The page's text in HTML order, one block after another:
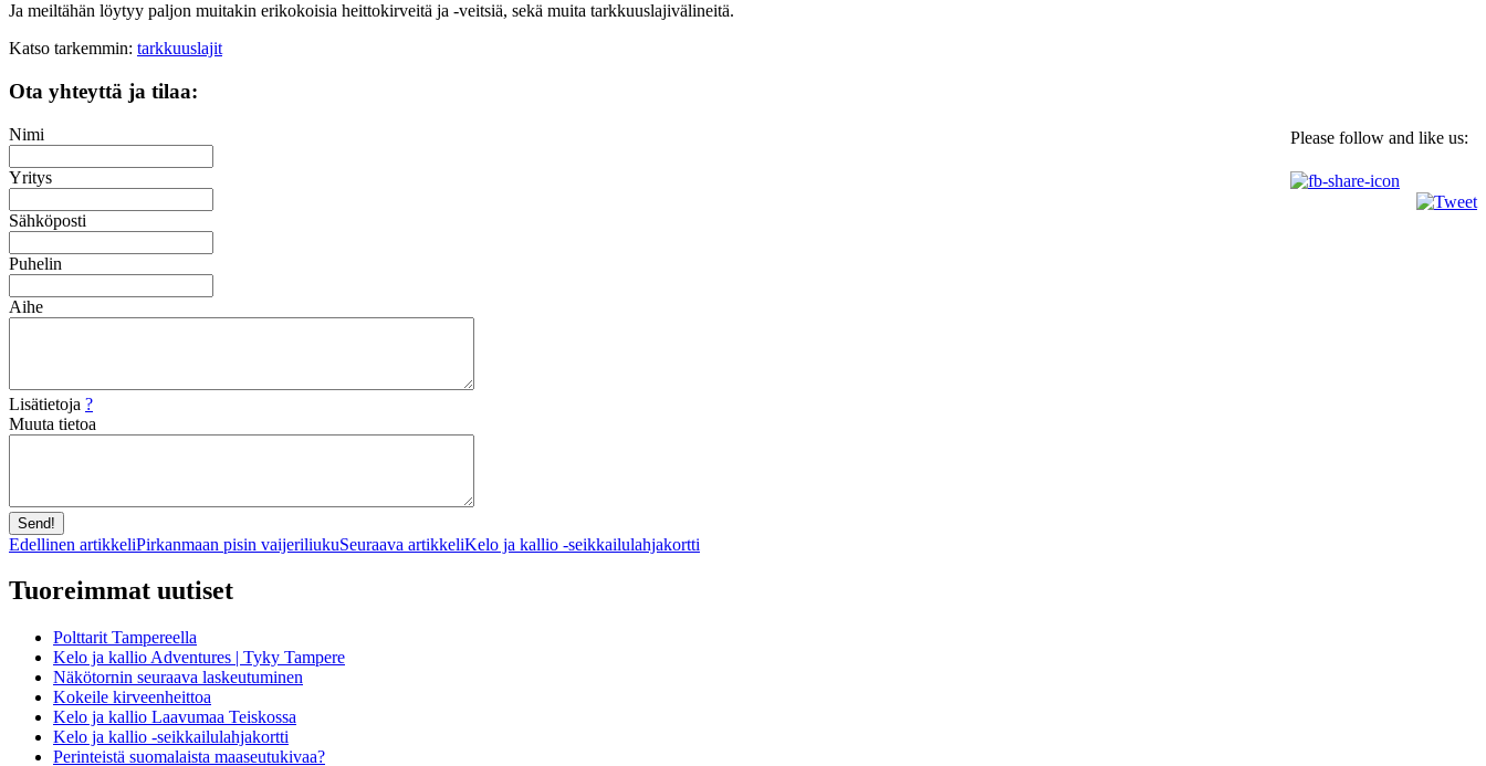
Ja meiltähän löytyy paljon muitakin erikokoisia heittokirveitä ja -veitsiä, sekä muita tarkkuuslajivälineitä.
Katso tarkemmin: tarkkuuslajit
Ota yhteyttä ja tilaa:
Please follow and like us:
Nimi
Yritys
Sähköposti
Puhelin
Aihe
Lisätietoja ?
Muuta tietoa
Artikkelien
selaus
Edellinen artikkeliPirkanmaan pisin vaijeriliukuSeuraava artikkeliKelo ja kallio -seikkailulahjakortti
Tuoreimmat uutiset
Polttarit Tampereella
Kelo ja kallio Adventures | Tyky Tampere
Näkötornin seuraava laskeutuminen
Kokeile kirveenheittoa
Kelo ja kallio Laavumaa Teiskossa
Kelo ja kallio -seikkailulahjakortti
Perinteistä suomalaista maaseutukivaa?